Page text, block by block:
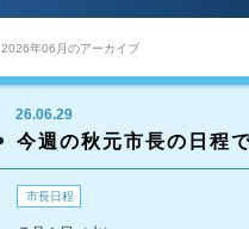
2026年06月のアーカイブ
26.06.29
今週の秋元市長の日程
市長日程